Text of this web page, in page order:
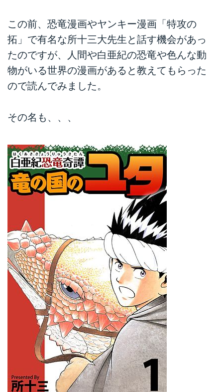
この前、恐竜漫画やヤンキー漫画「特攻の
拓」で有名な所十三大先生と話す機会があっ
たのですが、人間や白亜紀の恐竜や色んな動
物がいる世界の漫画があると教えてもらった
ので読んでみました。
その名も、、、